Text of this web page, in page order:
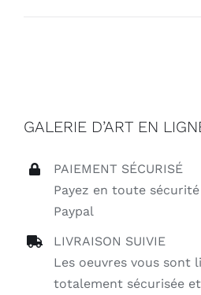
GALERIE D’ART EN
PAIEMENT SÉCURISÉ
Payez en toute
Paypal
LIVRAISON SUIVIE
Les oeuvres vous sont
totalement sécurisée